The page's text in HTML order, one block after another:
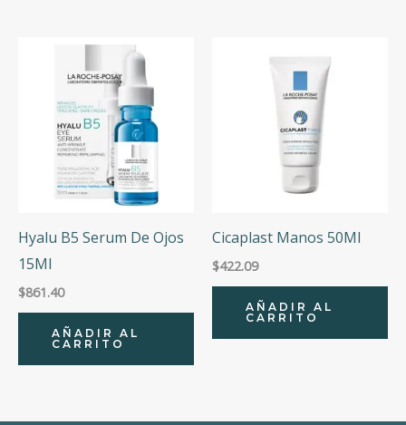
Hyalu B5 Serum De Ojos
15Ml
$861.40
AÑADIR AL
CARRITO
Cicaplast Manos 50Ml
$422.09
AÑADIR AL
CARRITO